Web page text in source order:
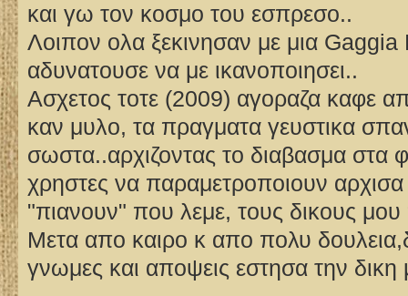
και γω τον κοσμο του εσπρεσο..
Λοιπον ολα ξεκινησαν με μια
αδυνατουσε να με ικανοποιησει..
Ασχετος τοτε (2009) αγοραζα καφε
καν μυλο, τα πραγματα γευστικα
σωστα..αρχιζοντας το διαβασμα στα
χρηστες να παραμετροποιουν
"πιανουν" που λεμε, τους δικους μου
Μετα απο καιρο κ απο πολυ
γνωμες και αποψεις εστησα την